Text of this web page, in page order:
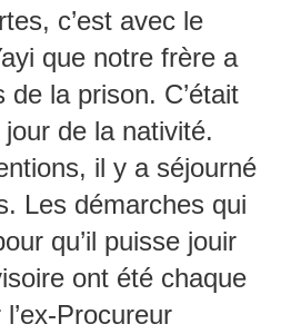
c’est avec le
que notre frère a
la prison. C’était
de la nativité.
il y a séjourné
Les démarches qui
qu’il puisse jouir
ont été chaque
Procureur